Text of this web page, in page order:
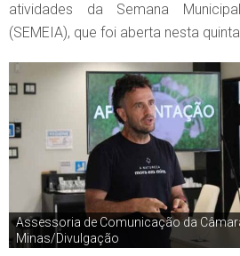
atividades da Semana
(SEMEIA), que foi aberta nesta
Assessoria de Comunicação da
Minas/Divulgação